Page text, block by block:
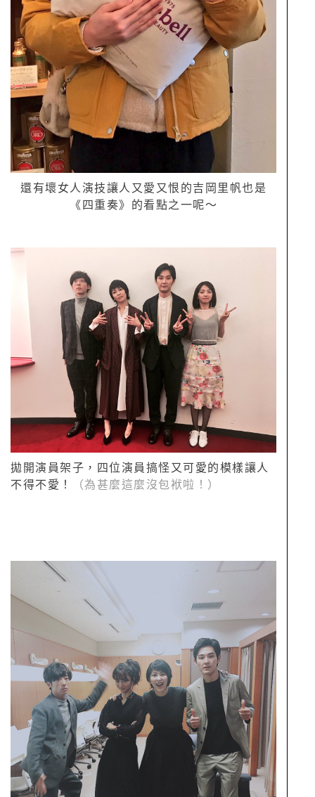
還有壞女人演技讓人又愛又恨的吉岡里帆也是
《四重奏》的看點之一呢～
拋開演員架子，四位演員搞怪又可愛的模樣讓人
不得不愛！
（為甚麼這麼沒包袱啦！）